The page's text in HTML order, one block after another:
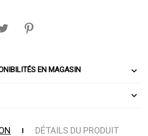
EN MAGASIN
DÉTAILS DU PRODUIT